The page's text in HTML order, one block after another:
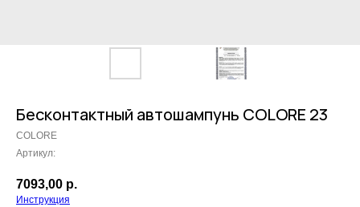
Бесконтактный автошампунь COLORE 23
COLORE
Артикул:
7093,00 р.
Инструкция